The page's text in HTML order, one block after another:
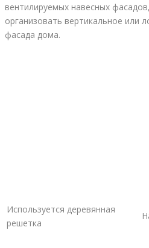
вентилируемых навесных
организовать вертикальное или
фасада дома.
Используется деревянная
решетка